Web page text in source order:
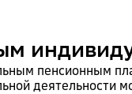
пенсионным
деятельности